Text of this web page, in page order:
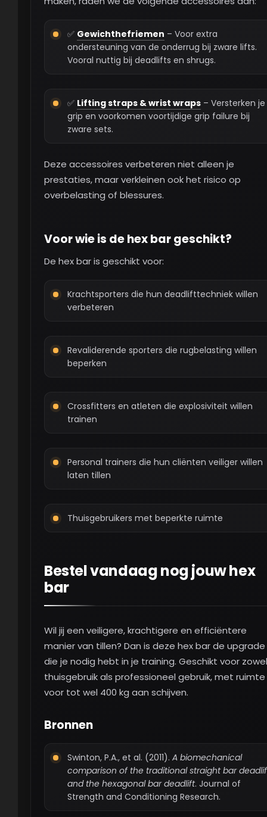
✅ Gewichthefriemen – Voor extra
ondersteuning van de onderrug bij zware lifts.
Vooral nuttig bij deadlifts en shrugs.
✅ Lifting straps & wrist wraps – Versterken je
grip en voorkomen voortijdige grip failure bij
zware sets.
Deze accessoires verbeteren niet alleen je
prestaties, maar verkleinen ook het risico op
overbelasting of blessures.
Voor wie is de hex bar geschikt?
De hex bar is geschikt voor:
Krachtsporters die hun deadlifttechniek willen
verbeteren
Revaliderende sporters die rugbelasting willen
beperken
Crossfitters en atleten die explosiviteit willen
trainen
Personal trainers die hun cliënten veiliger willen
laten tillen
Thuisgebruikers met beperkte ruimte
Bestel vandaag nog jouw hex
bar
Wil jij een veiligere, krachtigere en efficiëntere
manier van tillen? Dan is deze hex bar de upgrade
die je nodig hebt in je training. Geschikt voor zowel
thuisgebruik als professioneel gebruik, met ruimte
voor tot wel 400 kg aan schijven.
Bronnen
Swinton, P.A., et al. (2011). A biomechanical
comparison of the traditional straight bar
and the hexagonal bar deadlift. Journal of
Strength and Conditioning Research.